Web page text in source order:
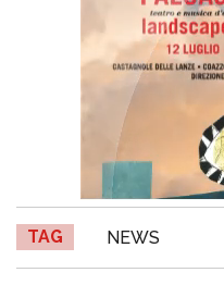
TAG NEWS